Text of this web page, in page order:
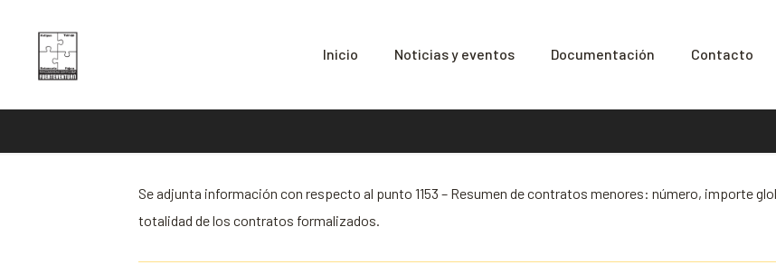
Inicio Noticias y eventos Documentación Contacto
Se adjunta información con respecto al punto 1153 – Resumen de contratos menores: número, importe
totalidad de los contratos formalizados.